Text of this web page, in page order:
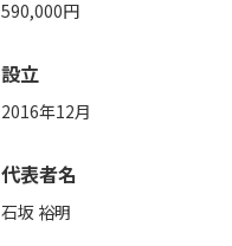
590,000円
設立
2016年12月
代表者名
石坂 裕明